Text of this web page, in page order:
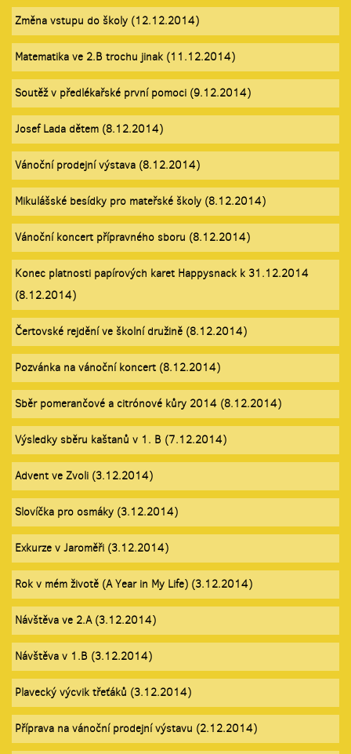
Změna vstupu do školy (12.12.2014)
Matematika ve 2.B trochu jinak (11.12.2014)
Soutěž v předlékařské první pomoci (9.12.2014)
Josef Lada dětem (8.12.2014)
Vánoční prodejní výstava (8.12.2014)
Mikulášské besídky pro mateřské školy (8.12.2014)
Vánoční koncert přípravného sboru (8.12.2014)
Konec platnosti papírových karet Happysnack k 31.12.2014
(8.12.2014)
Čertovské rejdění ve školní družině (8.12.2014)
Pozvánka na vánoční koncert (8.12.2014)
Sběr pomerančové a citrónové kůry 2014 (8.12.2014)
Výsledky sběru kaštanů v 1. B (7.12.2014)
Advent ve Zvoli (3.12.2014)
Slovíčka pro osmáky (3.12.2014)
Exkurze v Jaroměři (3.12.2014)
Rok v mém životě (A Year in My Life) (3.12.2014)
Návštěva ve 2.A (3.12.2014)
Návštěva v 1.B (3.12.2014)
Plavecký výcvik třeťáků (3.12.2014)
Příprava na vánoční prodejní výstavu (2.12.2014)